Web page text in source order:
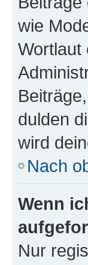
wie
Wortlaut
dulden
wird
Nach
Wenn
Nur